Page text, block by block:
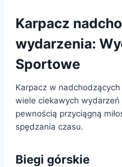
Karpacz
wydarzenia:
Sportowe
Karpacz w
wiele ciekawych
pewnością przyciągną
spędzania czasu.
Biegi górskie